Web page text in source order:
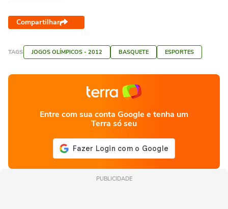
Compartilhar
TAGS JOGOS OLÍMPICOS - 2012 BASQUETE ESPORTES
Entre com sua conta Google e tenha um
Terra só seu
PUBLICIDADE